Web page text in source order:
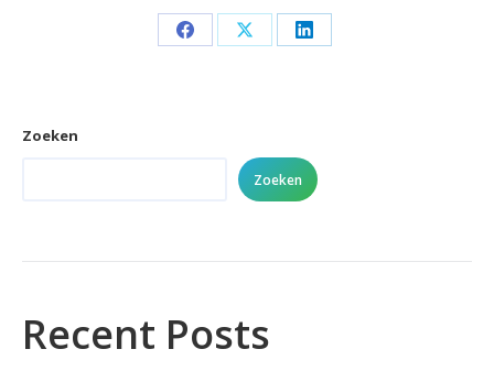
Share Share Share
Zoeken
Zoeken
Recent Posts